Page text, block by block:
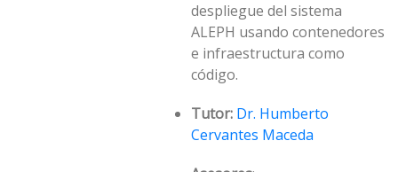
despliegue del sistema
ALEPH usando contenedores
e infraestructura como
código.
Tutor: Dr. Humberto
Cervantes Maceda